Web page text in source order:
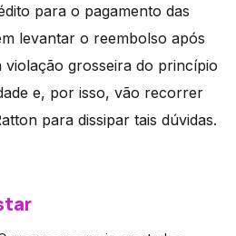
para o pagamento das
levantar o reembolso após
grosseira do princípio
e, por isso, vão recorrer
para dissipar tais dúvidas.